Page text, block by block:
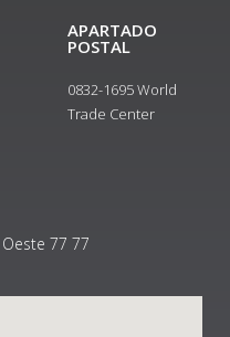
APARTADO
POSTAL
0832-1695 World
Trade Center
77 77